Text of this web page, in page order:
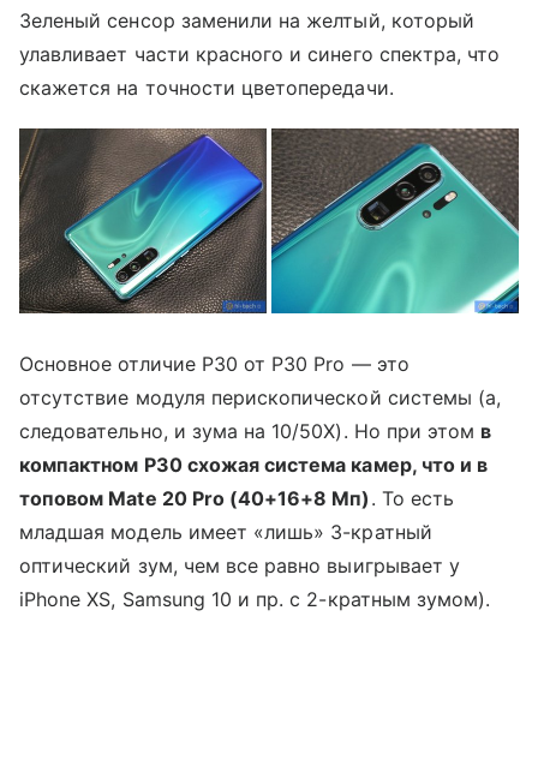
Зеленый сенсор заменили на желтый, который
улавливает части красного и синего спектра, что
скажется на точности цветопередачи.
Основное отличие P30 от P30 Pro — это
отсутствие модуля перископической системы (а,
следовательно, и зума на 10/50Х). Но при этом в
компактном P30 схожая система камер, что и в
топовом Mate 20 Pro (40+16+8 Мп) . То есть
младшая модель имеет «лишь» 3-кратный
оптический зум, чем все равно выигрывает у
iPhone XS, Samsung 10 и пр. с 2-кратным зумом).